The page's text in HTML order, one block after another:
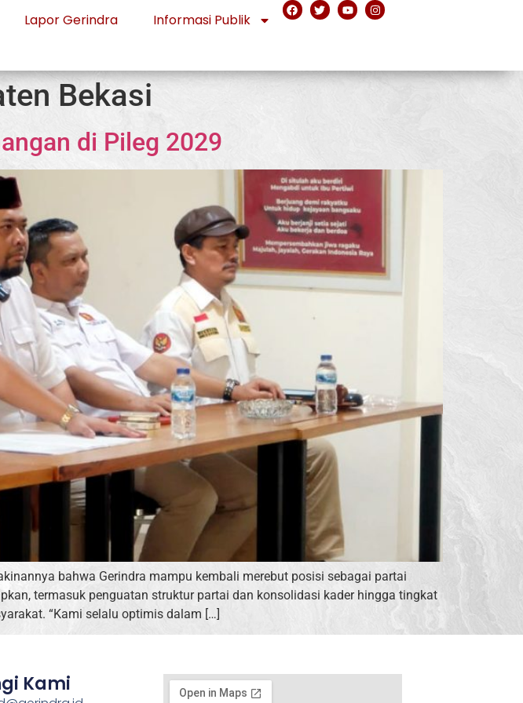
Lapor Gerindra Informasi Publik
Bekasi
di Pileg 2029
bahwa Gerindra mampu kembali merebut posisi sebagai partai
termasuk penguatan struktur partai dan konsolidasi kader hingga tingkat
“Kami selalu optimis dalam […]
Kami